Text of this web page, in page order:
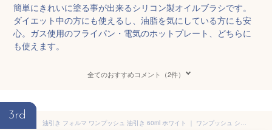
簡単にきれいに塗る事が出来るシリコン製オイルブラシです。
ダイエット中の方にも使えるし、油脂を気にしている方にも安
心。ガス使用のフライパン・電気のホットプレート、どちらに
も使えます。
全てのおすすめコメント（2件）
3rd
油引き フォルマ ワンプッシュ 油引き 60ml ホワイト ｜ ワンプッシュ シリコン はけ ハケ フタ付き ケース付き たこ焼き 鉄板焼き ホットプレート